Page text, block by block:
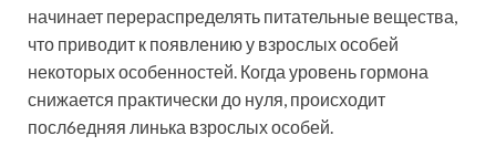
начинает перераспределять питательные вещества,
что приводит к появлению у взрослых особей
некоторых особенностей. Когда уровень гормона
снижается практически до нуля, происходит
посл6едняя линька взрослых особей.